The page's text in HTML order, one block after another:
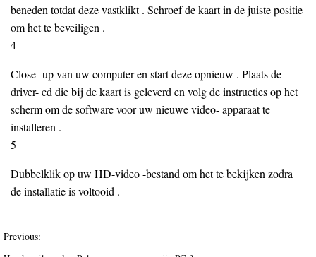
beneden totdat deze vastklikt . Schroef de kaart in de juiste positie
om het te beveiligen .
4
Close -up van uw computer en start deze opnieuw . Plaats de
driver- cd die bij de kaart is geleverd en volg de instructies op het
scherm om de software voor uw nieuwe video- apparaat te
installeren .
5
Dubbelklik op uw HD-video -bestand om het te bekijken zodra
de installatie is voltooid .
Previous: